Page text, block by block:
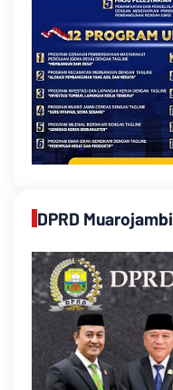
DPRD Muarojambi